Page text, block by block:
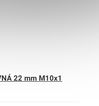
22 mm M10x1